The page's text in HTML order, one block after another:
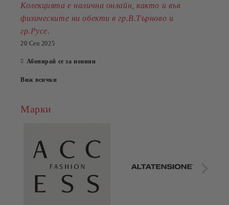
Колекцията е налична онлайн, както и във
физическите ни обекти в гр.В.Търново и
гр.Русе.
20 Сеп 2025
Абонирай се за новини
Виж всички
Марки